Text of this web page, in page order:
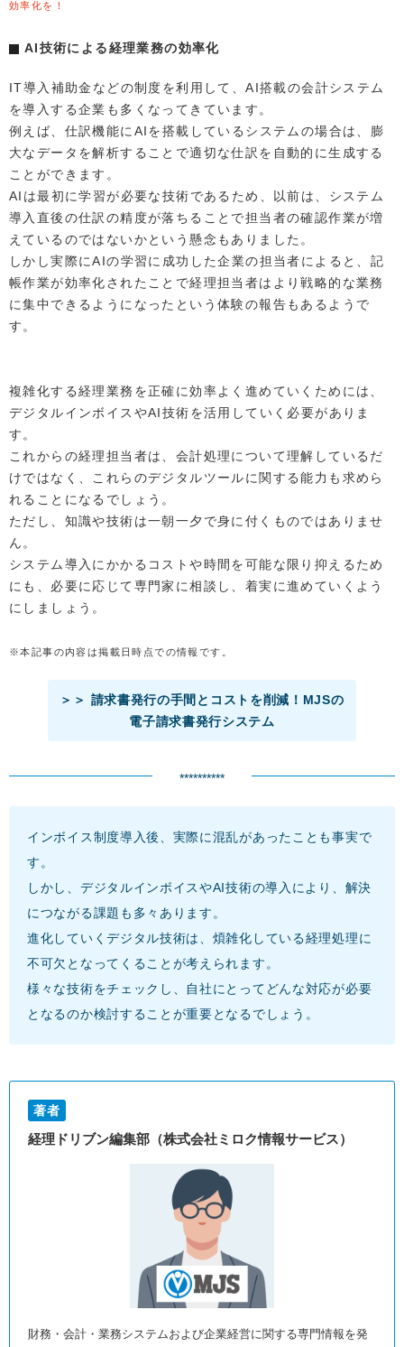
効率化を！
AI技術による経理業務の効率化
IT導入補助金などの制度を利用して、AI搭載の会計システム
を導入する企業も多くなってきています。
例えば、仕訳機能にAIを搭載しているシステムの場合は、膨
大なデータを解析することで適切な仕訳を自動的に生成する
ことができます。
AIは最初に学習が必要な技術であるため、以前は、システム
導入直後の仕訳の精度が落ちることで担当者の確認作業が増
えているのではないかという懸念もありました。
しかし実際にAIの学習に成功した企業の担当者によると、記
帳作業が効率化されたことで経理担当者はより戦略的な業務
に集中できるようになったという体験の報告もあるようで
す。
複雑化する経理業務を正確に効率よく進めていくためには、
デジタルインボイスやAI技術を活用していく必要がありま
す。
これからの経理担当者は、会計処理について理解しているだ
けではなく、これらのデジタルツールに関する能力も求めら
れることになるでしょう。
ただし、知識や技術は一朝一夕で身に付くものではありませ
ん。
システム導入にかかるコストや時間を可能な限り抑えるため
にも、必要に応じて専門家に相談し、着実に進めていくよう
にしましょう。
※本記事の内容は掲載日時点での情報です。
＞＞ 請求書発行の手間とコストを削減！MJSの
電子請求書発行システム
**********
インボイス制度導入後、実際に混乱があったことも事実で
す。
しかし、デジタルインボイスやAI技術の導入により、解決
につながる課題も多々あります。
進化していくデジタル技術は、煩雑化している経理処理に
不可欠となってくることが考えられます。
様々な技術をチェックし、自社にとってどんな対応が必要
となるのか検討することが重要となるでしょう。
著者
経理ドリブン編集部（株式会社ミロク情報サービス）
財務・会計・業務システムおよび企業経営に関する専門情報を発